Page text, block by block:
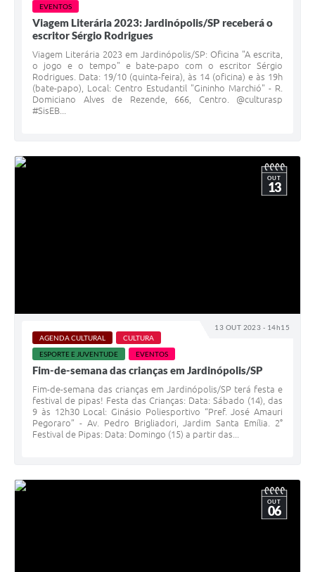
EVENTOS
Viagem Literária 2023: Jardinópolis/SP receberá o
escritor Sérgio Rodrigues
Viagem Literária 2023 em Jardinópolis/SP: Oficina "A escrita,
o jogo e o tempo" e bate-papo com o escritor Sérgio
Rodrigues. Data: 19/10 (quinta-feira), às 14 (oficina) e às 19h
(bate-papo), Local: Centro Estudantil "Gininho Marchió" - R.
Domiciano Alves de Rezende, 666, Centro. @culturasp
#SisEB...
13 OUT 2023 - 14h15
OUT
13
AGENDA CULTURAL
CULTURA
ESPORTE E JUVENTUDE
EVENTOS
Fim-de-semana das crianças em Jardinópolis/SP
Fim-de-semana das crianças em Jardinópolis/SP terá festa e
festival de pipas! Festa das Crianças: Data: Sábado (14), das
9 às 12h30 Local: Ginásio Poliesportivo “Pref. José Amauri
Pegoraro” - Av. Pedro Brigliadori, Jardim Santa Emília. 2°
Festival de Pipas: Data: Domingo (15) a partir das...
OUT
06